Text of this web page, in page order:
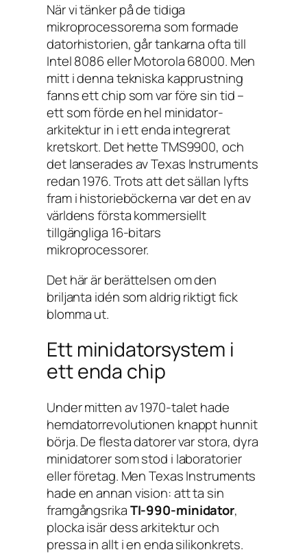
När vi tänker på de tidiga
mikroprocessorerna som formade
datorhistorien, går tankarna ofta till
Intel 8086 eller Motorola 68000. Men
mitt i denna tekniska kapprustning
fanns ett chip som var före sin tid –
ett som förde en hel minidator-
arkitektur in i ett enda integrerat
kretskort. Det hette TMS9900, och
det lanserades av Texas Instruments
redan 1976. Trots att det sällan lyfts
fram i historieböckerna var det en av
världens första kommersiellt
tillgängliga 16-bitars
mikroprocessorer.
Det här är berättelsen om den
briljanta idén som aldrig riktigt fick
blomma ut.
Ett minidatorsystem i
ett enda chip
Under mitten av 1970-talet hade
hemdatorrevolutionen knappt hunnit
börja. De flesta datorer var stora, dyra
minidatorer som stod i laboratorier
eller företag. Men Texas Instruments
hade en annan vision: att ta sin
framgångsrikaTI-990-minidator,
plocka isär dess arkitektur och
pressa in allt i en enda silikonkrets.